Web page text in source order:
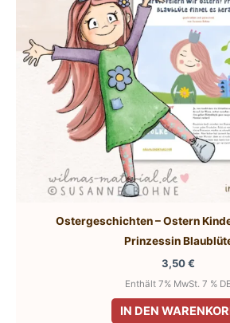
Ostergeschichten – Ostern
Prinzessin
3,50€
Enthält 7% MwSt. 7 % DE
IN DEN